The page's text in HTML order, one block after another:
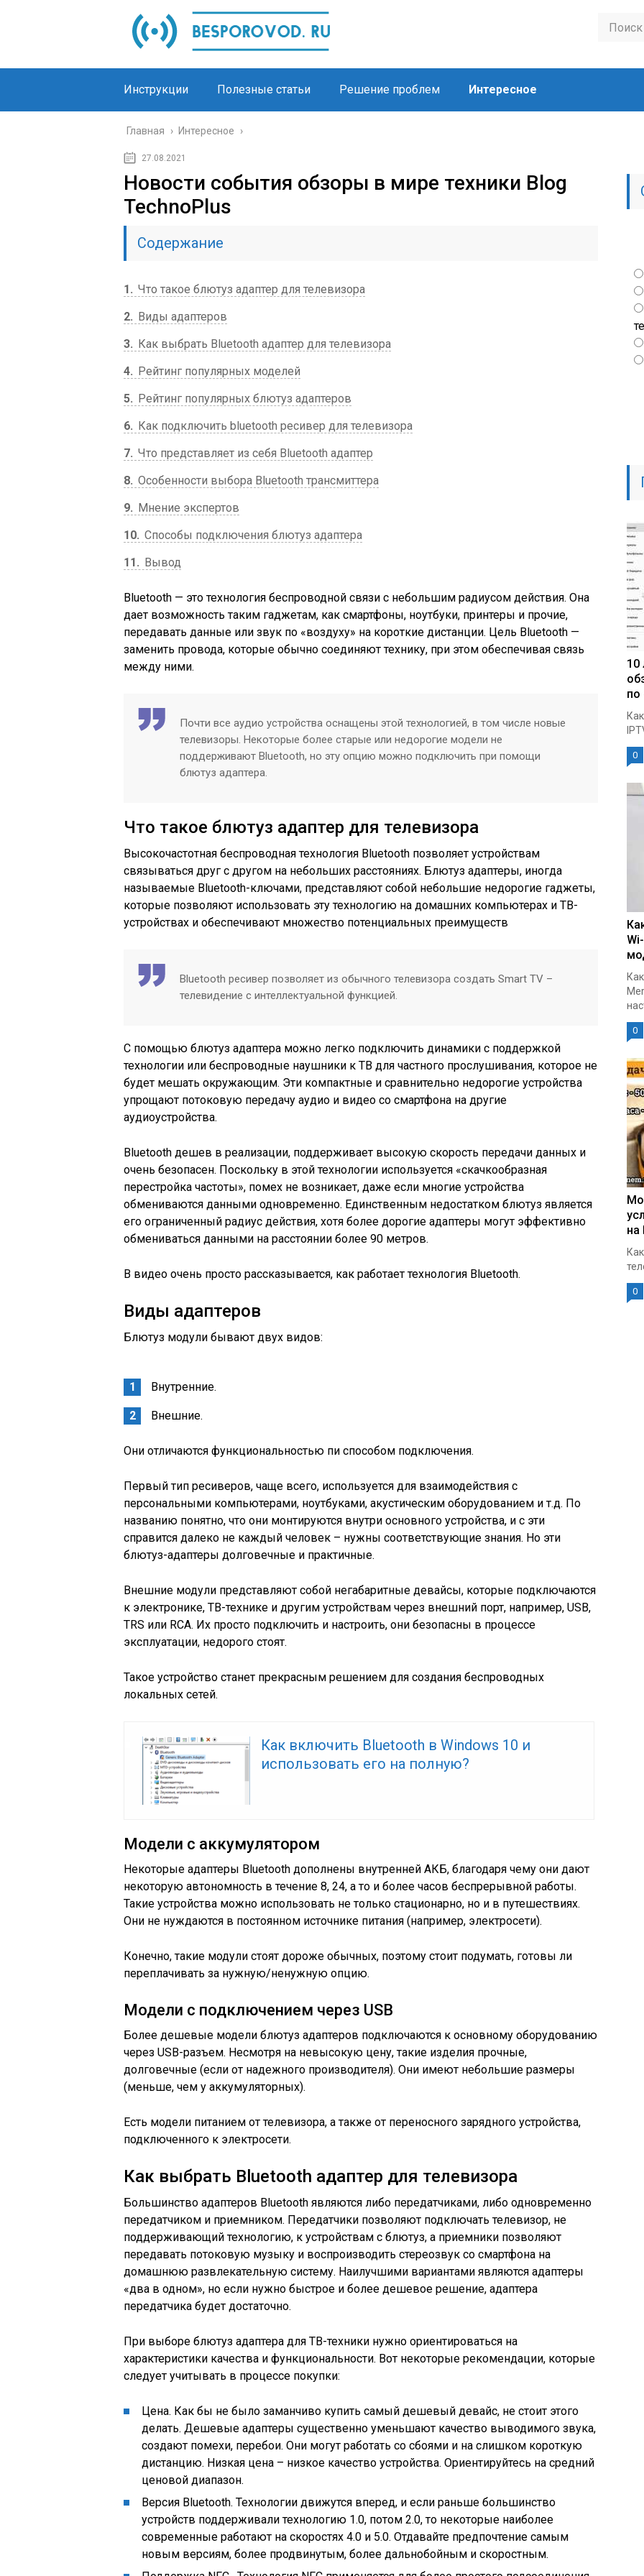
Инструкции Полезные статьи Решение проблем Интересное
Главная › Интересное ›
27.08.2021
Новости события обзоры в мире техники Blog
TechnoPlus
Содержание
1
Что такое блютуз адаптер для телевизора
2
Виды адаптеров
3
Как выбрать Bluetooth адаптер для телевизора
4
Рейтинг популярных моделей
5
Рейтинг популярных блютуз адаптеров
6
Как подключить bluetooth ресивер для телевизора
7 Что представляет из себя Bluetooth адаптер
8 Особенности выбора Bluetooth трансмиттера
9
Мнение экспертов
10 Способы подключения блютуз адаптера
11
Вывод
Bluetooth — это технология беспроводной связи с небольшим радиусом действия. Она
дает возможность таким гаджетам, как смартфоны, ноутбуки, принтеры и прочие,
передавать данные или звук по «воздуху» на короткие дистанции. Цель Bluetooth —
заменить провода, которые обычно соединяют технику, при этом обеспечивая связь
между ними.
Почти все аудио устройства оснащены этой технологией, в том числе новые
телевизоры. Некоторые более старые или недорогие модели не
поддерживают Bluetooth, но эту опцию можно подключить при помощи
блютуз адаптера.
Что такое блютуз адаптер для телевизора
Высокочастотная беспроводная технология Bluetooth позволяет устройствам
связываться друг с другом на небольших расстояниях. Блютуз адаптеры, иногда
называемые Bluetooth-ключами, представляют собой небольшие недорогие гаджеты,
которые позволяют использовать эту технологию на домашних компьютерах и ТВ-
устройствах и обеспечивают множество потенциальных преимуществ
Bluetooth ресивер позволяет из обычного телевизора создать Smart TV –
телевидение с интеллектуальной функцией.
С помощью блютуз адаптера можно легко подключить динамики с поддержкой
технологии или беспроводные наушники к ТВ для частного прослушивания, которое не
будет мешать окружающим. Эти компактные и сравнительно недорогие устройства
упрощают потоковую передачу аудио и видео со смартфона на другие
аудиоустройства.
Bluetooth дешев в реализации, поддерживает высокую скорость передачи данных и
очень безопасен. Поскольку в этой технологии используется «скачкообразная
перестройка частоты», помех не возникает, даже если многие устройства
обмениваются данными одновременно. Единственным недостатком блютуз является
его ограниченный радиус действия, хотя более дорогие адаптеры могут эффективно
обмениваться данными на расстоянии более 90 метров.
В видео очень просто рассказывается, как работает технология Bluetooth.
Виды адаптеров
Блютуз модули бывают двух видов:
Внутренние.
Внешние.
Они отличаются функциональностью пи способом подключения.
Первый тип ресиверов, чаще всего, используется для взаимодействия с
персональными компьютерами, ноутбуками, акустическим оборудованием и т.д. По
названию понятно, что они монтируются внутри основного устройства, и с эти
справится далеко не каждый человек – нужны соответствующие знания. Но эти
блютуз-адаптеры долговечные и практичные.
Внешние модули представляют собой негабаритные девайсы, которые подключаются
к электронике, ТВ-технике и другим устройствам через внешний порт, например, USB,
TRS или RCA. Их просто подключить и настроить, они безопасны в процессе
эксплуатации, недорого стоят.
Такое устройство станет прекрасным решением для создания беспроводных
локальных сетей.
Как включить Bluetooth в Windows 10 и
использовать его на полную?
Модели с аккумулятором
Некоторые адаптеры Bluetooth дополнены внутренней АКБ, благодаря чему они дают
некоторую автономность в течение 8, 24, а то и более часов беспрерывной работы.
Такие устройства можно использовать не только стационарно, но и в путешествиях.
Они не нуждаются в постоянном источнике питания (например, электросети).
Конечно, такие модули стоят дороже обычных, поэтому стоит подумать, готовы ли
переплачивать за нужную/ненужную опцию.
Модели с подключением через USB
Более дешевые модели блютуз адаптеров подключаются к основному оборудованию
через USB-разъем. Несмотря на невысокую цену, такие изделия прочные,
долговечные (если от надежного производителя). Они имеют небольшие размеры
(меньше, чем у аккумуляторных).
Есть модели питанием от телевизора, а также от переносного зарядного устройства,
подключенного к электросети.
Как выбрать Bluetooth адаптер для телевизора
Большинство адаптеров Bluetooth являются либо передатчиками, либо одновременно
передатчиком и приемником. Передатчики позволяют подключать телевизор, не
поддерживающий технологию, к устройствам с блютуз, а приемники позволяют
передавать потоковую музыку и воспроизводить стереозвук со смартфона на
домашнюю развлекательную систему. Наилучшими вариантами являются адаптеры
«два в одном», но если нужно быстрое и более дешевое решение, адаптера
передатчика будет достаточно.
При выборе блютуз адаптера для ТВ-техники нужно ориентироваться на
характеристики качества и функциональности. Вот некоторые рекомендации, которые
следует учитывать в процессе покупки:
Цена. Как бы не было заманчиво купить самый дешевый девайс, не стоит этого
делать. Дешевые адаптеры существенно уменьшают качество выводимого звука,
создают помехи, перебои. Они могут работать со сбоями и на слишком короткую
дистанцию. Низкая цена – низкое качество устройства. Ориентируйтесь на средний
ценовой диапазон.
Версия Bluetooth. Технологии движутся вперед, и если раньше большинство
устройств поддерживали технологию 1.0, потом 2.0, то некоторые наиболее
современные работают на скоростях 4.0 и 5.0. Отдавайте предпочтение самым
новым версиям, более продвинутым, более дальнобойным и скоростным.
10
по
0
0
на
0